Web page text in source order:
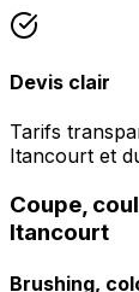
Devis clair
Tarifs
Itancourt et
Coupe,
Itancourt
Brushing,